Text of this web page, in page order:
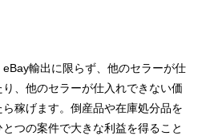
輸出に限らず、他のセラーが仕
、他のセラーが仕入れできない価
稼げます。倒産品や在庫処分品を
つの案件で大きな利益を得ること